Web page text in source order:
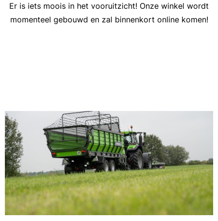
Er is iets moois in het vooruitzicht! Onze winkel wordt
momenteel gebouwd en zal binnenkort online komen!